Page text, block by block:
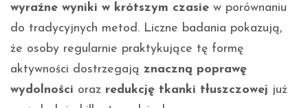
wyraźne wyniki w krótszym czasie w porównaniu
do tradycyjnych metod. Liczne badania pokazują,
że osoby regularnie praktykujące tę formę
aktywności dostrzegają znaczną poprawę
wydolności oraz redukcję tkanki tłuszczowej już